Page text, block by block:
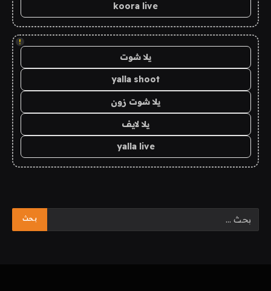
koora live
!
يلا شوت
yalla shoot
يلا شوت زون
يلا لايف
yalla live